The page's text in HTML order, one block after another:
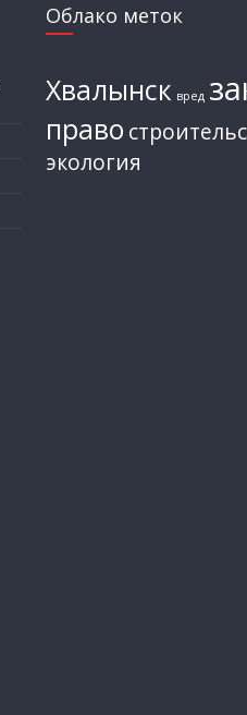
Облако меток
Хвалынск вред
право
экология